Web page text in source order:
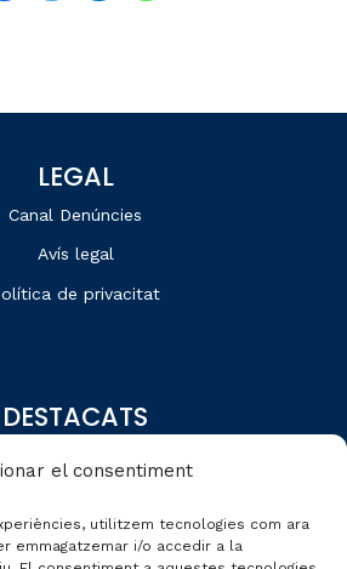
el consentiment
utilitzem tecnologies com ara
emmagatzemar i/o accedir a la
LEGAL
Canal Denúncies
Avís legal
de privacitat
DESTACATS
Dades de mercat